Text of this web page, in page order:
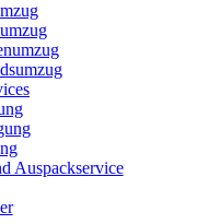
Auspackservice